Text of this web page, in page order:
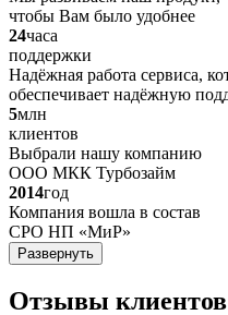
чтобы Вам было удобнее
24часа
поддержки
Надёжная работа сервиса,
обеспечивает надёжную
5млн
клиентов
Выбрали нашу компанию
ООО МКК Турбозайм
2014год
Компания вошла в состав
СРО НП «МиР»
Развернуть
Отзывы клиентов